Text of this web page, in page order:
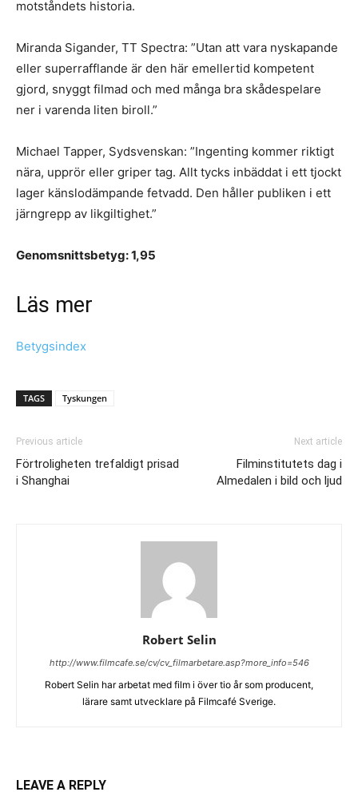
motståndets historia.
Miranda Sigander, TT Spectra: ”Utan att vara nyskapande
eller superrafflande är den här emellertid kompetent
gjord, snyggt filmad och med många bra skådespelare
ner i varenda liten biroll.”
Michael Tapper, Sydsvenskan: ”Ingenting kommer riktigt
nära, upprör eller griper tag. Allt tycks inbäddat i ett tjockt
lager känslodämpande fetvadd. Den håller publiken i ett
järngrepp av likgiltighet.”
Genomsnittsbetyg: 1,95
Läs mer
Betygsindex
TAGS Tyskungen
Previous article
Förtroligheten trefaldigt prisad
i Shanghai
Next article
Filminstitutets dag i
Almedalen i bild och ljud
Robert Selin
http://www.filmcafe.se/cv/cv_filmarbetare.asp?more_info=546
Robert Selin har arbetat med film i över tio år som producent,
lärare samt utvecklare på Filmcafé Sverige.
LEAVE A REPLY